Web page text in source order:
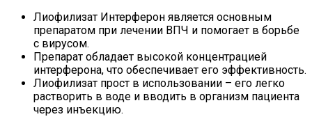
Лиофилизат Интерферон является основным
препаратом при лечении ВПЧ и помогает в борьбе
с вирусом.
Препарат обладает высокой концентрацией
интерферона, что обеспечивает его эффективность.
Лиофилизат прост в использовании – его легко
растворить в воде и вводить в организм пациента
через инъекцию.